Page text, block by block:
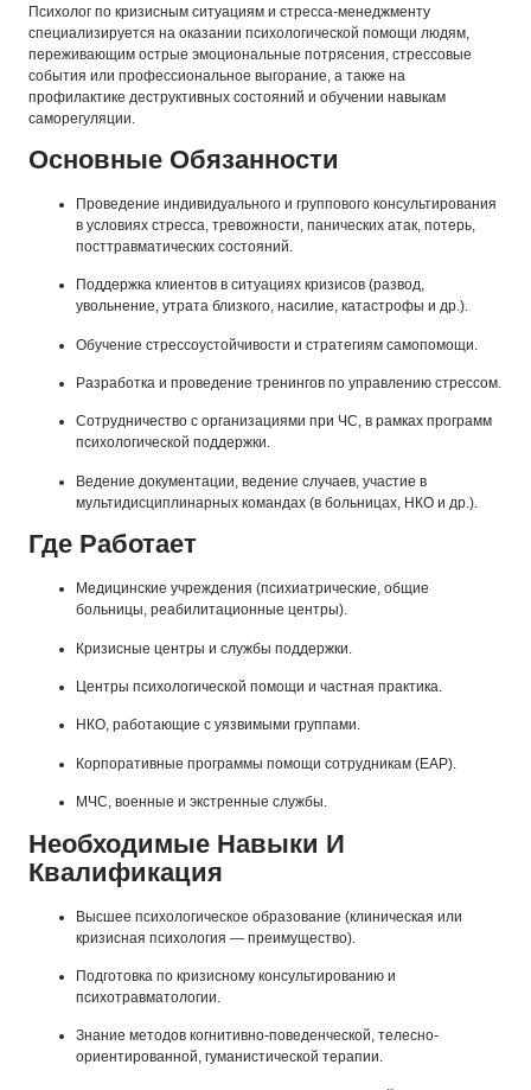
Психолог по кризисным ситуациям и стресса-менеджменту
специализируется на оказании психологической помощи людям,
переживающим острые эмоциональные потрясения, стрессовые
события или профессиональное выгорание, а также на
профилактике деструктивных состояний и обучении навыкам
саморегуляции.
Основные Обязанности
Проведение индивидуального и группового консультирования
в условиях стресса, тревожности, панических атак, потерь,
посттравматических состояний.
Поддержка клиентов в ситуациях кризисов (развод,
увольнение, утрата близкого, насилие, катастрофы и др.).
Обучение стрессоустойчивости и стратегиям самопомощи.
Разработка и проведение тренингов по управлению стрессом.
Сотрудничество с организациями при ЧС, в рамках программ
психологической поддержки.
Ведение документации, ведение случаев, участие в
мультидисциплинарных командах (в больницах, НКО и др.).
Где Работает
Медицинские учреждения (психиатрические, общие
больницы, реабилитационные центры).
Кризисные центры и службы поддержки.
Центры психологической помощи и частная практика.
НКО, работающие с уязвимыми группами.
Корпоративные программы помощи сотрудникам (EAP).
МЧС, военные и экстренные службы.
Необходимые Навыки И
Квалификация
Высшее психологическое образование (клиническая или
кризисная психология — преимущество).
Подготовка по кризисному консультированию и
психотравматологии.
Знание методов когнитивно-поведенческой, телесно-
ориентированной, гуманистической терапии.